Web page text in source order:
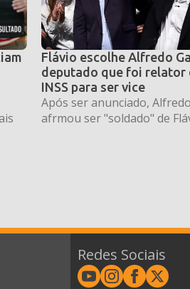
Flávio escolhe Alfredo
deputado que foi relator
INSS para ser vice
Após ser anunciado,
afrmou ser "soldado" de
Redes Sociais